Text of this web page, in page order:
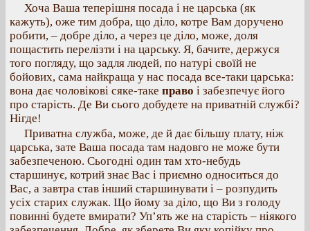
Хоча Ваша теперішня посада і не царська (як
кажуть), оже тим добра, що діло, котре Вам доручено
робити, – добре діло, а через це діло, може, доля
пощастить перелізти і на царську. Я, бачите, держуся
того погляду, що задля людей, по натурі своїй не
бойових, сама найкраща у нас посада все-таки царська:
вона дає чоловікові сяке-таке право і забезпечує його
про старість. Де Ви сього добудете на приватній службі?
Нігде!
Приватна служба, може, де й дає більшу плату, ніж
царська, зате Ваша посада там надовго не може бути
забезпеченою. Сьогодні один там хто-небудь
старшинує, котрий знає Вас і приємно односиться до
Вас, а завтра став інший старшинувати і – розпудить
усіх старих служак. Що йому за діло, що Ви з голоду
повинні будете вмирати? Уп’ять же на старість – ніякого